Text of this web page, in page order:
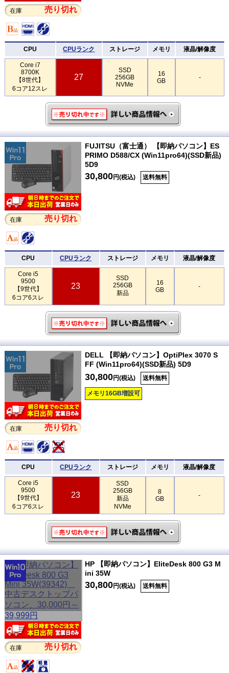
在庫 売り切れ
CPU CPUランク ストレージ メモリ 液晶/解像度
Core i7
8700K
【8世代】
6コア12スレ
27
SSD
256GB
NVMe
16
GB
-
在庫 売り切れ
FUJITSU（富士通） 【即納パソコン】ES
PRIMO D588/CX (Win11pro64)(SSD新品)
5D9
30,800円(税込) 送料無料
CPU CPUランク ストレージ メモリ 液晶/解像度
Core i5
9500
【9世代】
6コア6スレ
23
SSD
256GB
新品
16
GB
-
在庫 売り切れ
DELL 【即納パソコン】OptiPlex 3070 S
FF (Win11pro64)(SSD新品) 5D9
30,800円(税込) 送料無料
メモリ16GB増設可
CPU CPUランク ストレージ メモリ 液晶/解像度
Core i5
9500
【9世代】
6コア6スレ
23
SSD
256GB
新品
NVMe
8
GB
-
在庫 売り切れ
HP 【即納パソコン】EliteDesk 800 G3 M
ini 35W
30,800円(税込) 送料無料